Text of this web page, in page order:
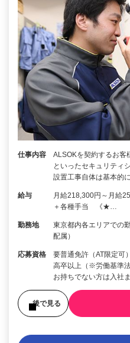
仕事内容
ALSOKを契約するお客
といったセキュリティ
設置工事自体は基本的
給与
月給218,300円～月給
＋各種手当 《★…
勤務地
東京都内各エリアでの
配属）
応募資格
要普通免許（AT限定可
高卒以上（※労働基準
お持ちでない方は入社
後で見る